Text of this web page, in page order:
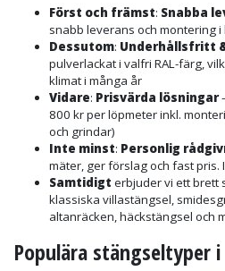
Först och främst: Snabba
snabb leverans och montering i
Dessutom: Underhållsfritt
pulverlackat i valfri RAL-färg,
klimat i många år
Vidare: Prisvärda lösningar
800 kr per löpmeter inkl.
och grindar)
Inte minst: Personlig
mäter, ger förslag och fast pris.
Samtidigt erbjuder vi ett brett
klassiska villastängsel,
altanräcken, häckstängsel och
Populära stängseltyper